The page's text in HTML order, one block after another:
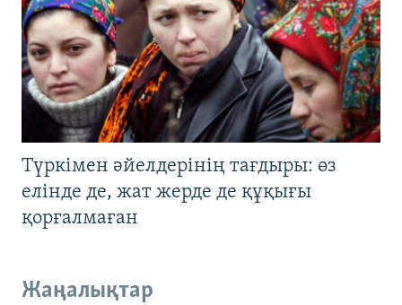
Түркімен әйелдерінің тағдыры: өз
елінде де, жат жерде де құқығы
қорғалмаған
Жаңалықтар